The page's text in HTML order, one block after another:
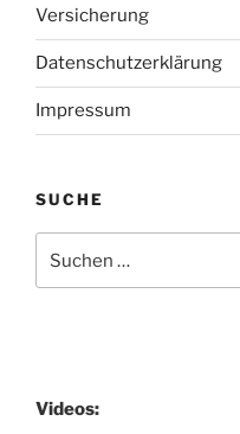
Versicherung
Datenschutzerklärung
Impressum
SUCHE
nach:
Videos: